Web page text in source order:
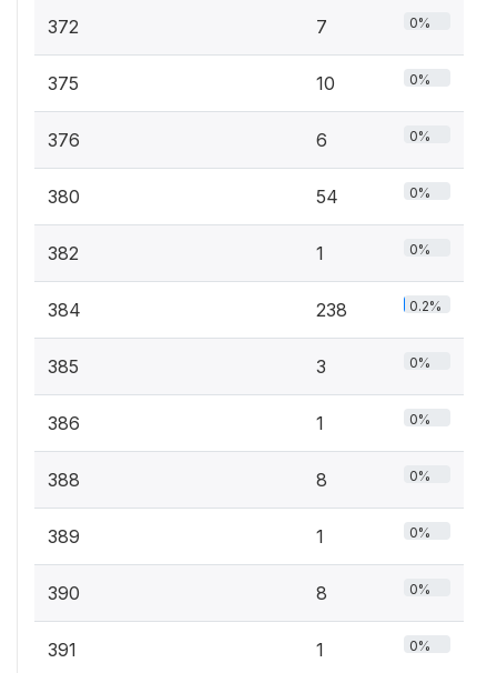
372 7 0%
375 10 0%
376 6 0%
380 54 0%
382 1 0%
384 238 0.2%
385 3 0%
386 1 0%
388 8 0%
389 1 0%
390 8 0%
391 1 0%